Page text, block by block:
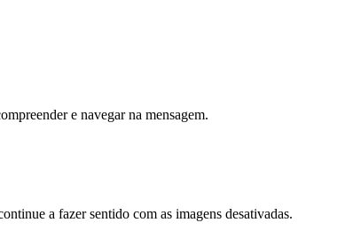
e navegar na mensagem.
a fazer sentido com as imagens desativadas.